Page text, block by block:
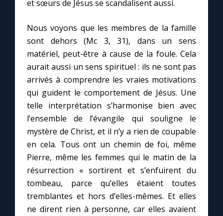
et sœurs de Jésus se scandalisent aussi.
Nous voyons que les membres de la famille
sont dehors (Mc 3, 31), dans un sens
matériel, peut-être à cause de la foule. Cela
aurait aussi un sens spirituel : ils ne sont pas
arrivés à comprendre les vraies motivations
qui guident le comportement de Jésus. Une
telle interprétation s’harmonise bien avec
l’ensemble de l’évangile qui souligne le
mystère de Christ, et il n’y a rien de coupable
en cela. Tous ont un chemin de foi, même
Pierre, même les femmes qui le matin de la
résurrection « sortirent et s’enfuirent du
tombeau, parce qu’elles étaient toutes
tremblantes et hors d’elles-mêmes. Et elles
ne dirent rien à personne, car elles avaient